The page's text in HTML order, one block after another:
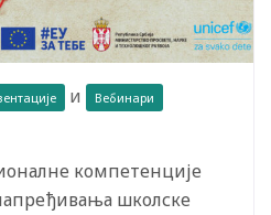
и Вебинари
компетенције
школске